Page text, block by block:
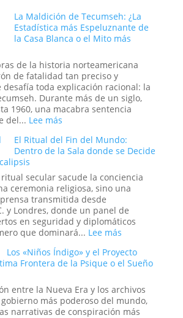
La Maldición de Tecumseh: ¿La
Estadística más Espeluznante de
la Casa Blanca o el Mito más
de la historia norteamericana
de fatalidad tan preciso y
toda explicación racional: la
Durante más de un siglo,
1960, una macabra sentencia
del... Lee más:
Maldición
de
¿La
Estadística
más
Espeluznante
de
la
Blanca
o
Mito
más
Perverso?
El Ritual del Fin del Mundo:
Dentro de la Sala donde se Decide
secular sacude la conciencia
ceremonia religiosa, sino una
transmitida desde
y Londres, donde un panel de
en seguridad y diplomáticos
que dominará... Lee más:
Ritual
del
del
Mundo:
Dentro
Los «Niños Índigo» y el Proyecto
Frontera de la Psique o el Sueño
entre la Nueva Era y los archivos
más poderoso del mundo,
narrativas de conspiración más